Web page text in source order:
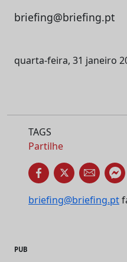
briefing@briefing.pt
quarta-feira, 31 janeiro
TAGS
Partilhe
briefing@briefing.pt
PUB